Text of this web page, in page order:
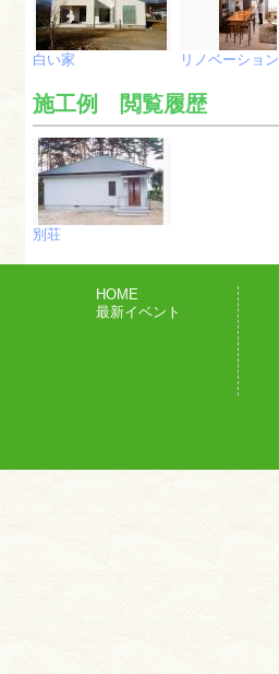
白い家 リノベーション
施工例 閲覧履歴
別荘
HOME
最新イベント